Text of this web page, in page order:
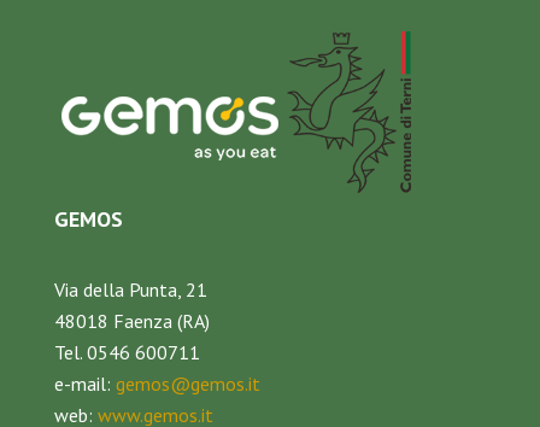
GEMOS
Via della Punta, 21
48018 Faenza (RA)
Tel. 0546 600711
e-mail: gemos@gemos.it
web: www.gemos.it